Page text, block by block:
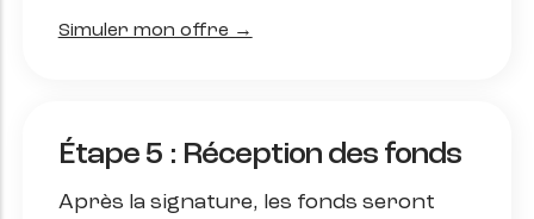
Simuler mon offre →
Étape 5 : Réception des fonds
Après la signature, les fonds seront